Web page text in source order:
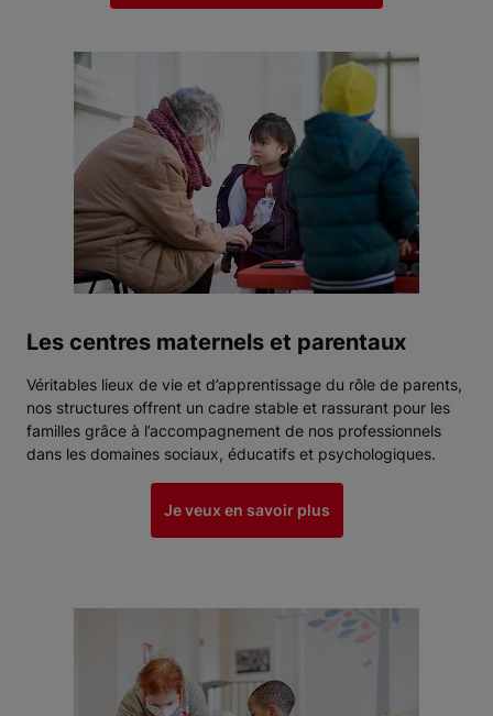
Les centres maternels et parentaux
Véritables lieux de vie et d’apprentissage du rôle de parents,
nos structures offrent un cadre stable et rassurant pour les
familles grâce à l’accompagnement de nos professionnels
dans les domaines sociaux, éducatifs et psychologiques.
Je veux en savoir plus